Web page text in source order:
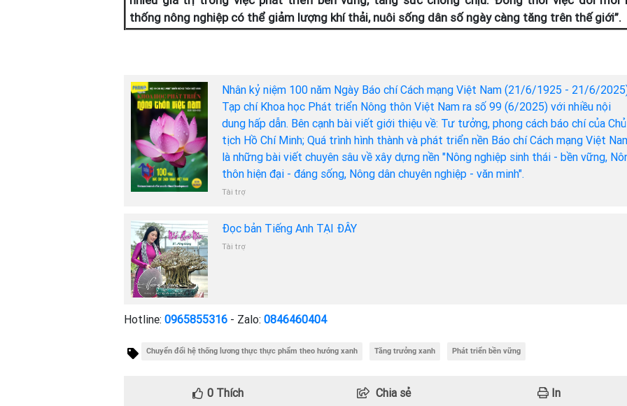
thống nông nghiệp có thể giảm lượng khí thải, nuôi sống dân số ngày càng tăng trên thế giới”.
Nhân kỷ niệm 100 năm Ngày Báo chí Cách mạng Việt Nam (21/6/1925 - 21/6/
Tạp chí Khoa học Phát triển Nông thôn Việt Nam ra số 99 (6/2025) với nhiều nội
dung hấp dẫn. Bên cạnh bài viết giới thiệu về: Tư tưởng, phong cách báo chí của Chủ
tịch Hồ Chí Minh; Quá trình hình thành và phát triển nền Báo chí Cách mạng Việt
là những bài viết chuyên sâu về xây dựng nền "Nông nghiệp sinh thái - bền vững,
thôn hiện đại - đáng sống, Nông dân chuyên nghiệp - văn minh".
Tài trợ
Đọc bản Tiếng Anh TẠI ĐÂY
Tài trợ
Hotline: 0965855316 - Zalo: 0846460404
Chuyển đổi hệ thống lương thực thực phẩm theo hướng xanh Tăng trưởng xanh Phát triển bền vững
0Thích Chia sẻ In